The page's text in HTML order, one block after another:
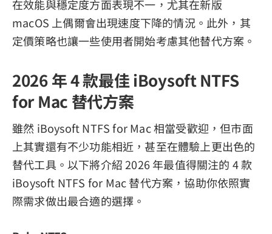
在效能與穩定度方面表現不一，尤其在新版
macOS 上偶爾會出現速度下降的情況。此外，其
定價策略也讓一些使用者開始考慮其他替代方案。
2026 年 4 款最佳 iBoysoft NTFS
for Mac 替代方案
雖然 iBoysoft NTFS for Mac 相當受歡迎，但市面
上其實還有不少功能相近，甚至在體驗上更出色的
替代工具。以下將介紹 2026 年最值得關注的 4 款
iBoysoft NTFS for Mac 替代方案，協助你依照實
際需求做出最合適的選擇。